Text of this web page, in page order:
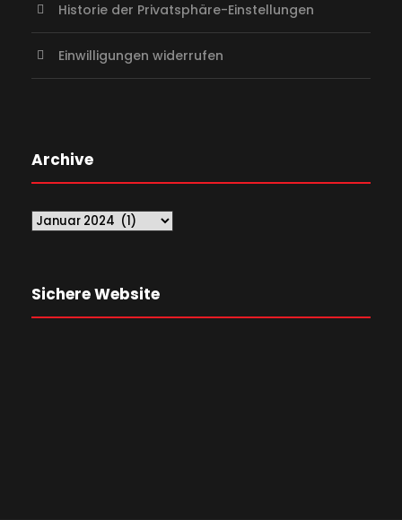
Historie der Privatsphäre-Einstellungen
Einwilligungen widerrufen
Archive
Sichere Website